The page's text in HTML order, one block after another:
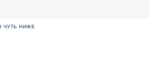
ЧУТЬ НИЖЕ